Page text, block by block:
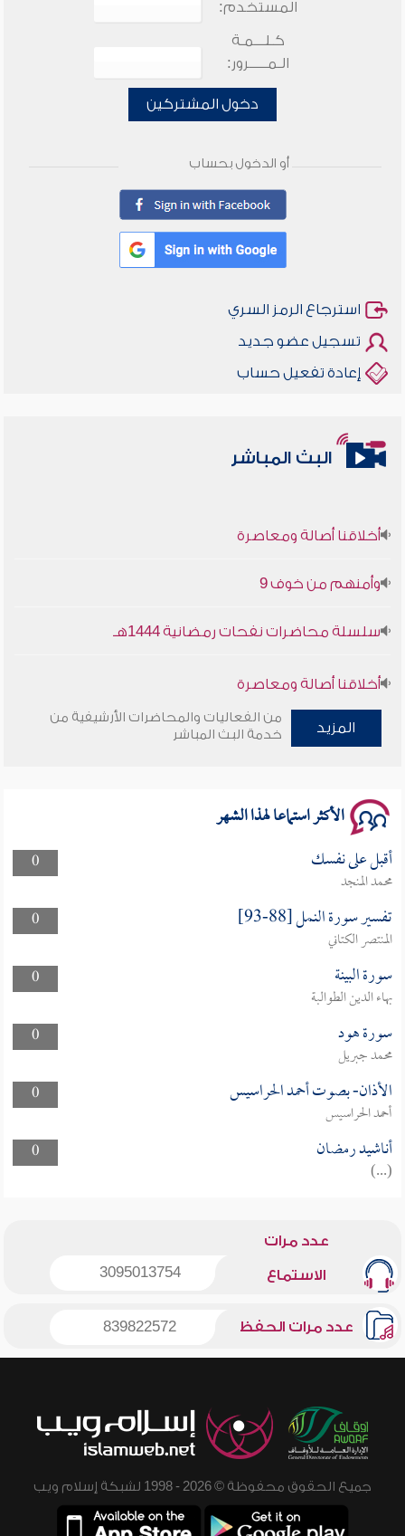
المستخدم:
كـلـــمـة
الـمـــــرور:
دخول المشتركين
أو الدخول بحساب
استرجاع الرمز السري
تسجيل عضو جديد
إعادة تفعيل حساب
البث المباشر
أخلاقنا أصالة ومعاصرة
وأمنهم من خوف 9
سلسلة محاضرات نفحات رمضانية 1444هـ
أخلاقنا أصالة ومعاصرة
وأمنهم من خوف 9
المزيد
من الفعاليات والمحاضرات الأرشيفية من
خدمة البث المباشر
الأكثر استماعا لهذا الشهر
0 أقبل على نفسك
محمد المنجد
0
تفسير سورة النمل [88-93]
المنتصر الكتاني
0
سورة البينة
بهاء الدين الطوالبة
0
سورة هود
محمد جبريل
0
الأذان- بصوت أحمد الحراسيس
أحمد الحراسيس
0
أناشيد رمضان
(...)
عدد مرات
الاستماع 3095013754
عدد مرات الحفظ 839822572
جميع الحقوق محفوظة © 2026 - 1998 لشبكة إسلام ويب